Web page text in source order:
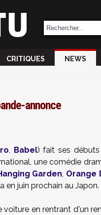
CRITIQUES NEWS
annonce
, Babel) fait ses
une comédie
Garden, Orange
en juin prochain au Japon.
voiture en rentrant d'un